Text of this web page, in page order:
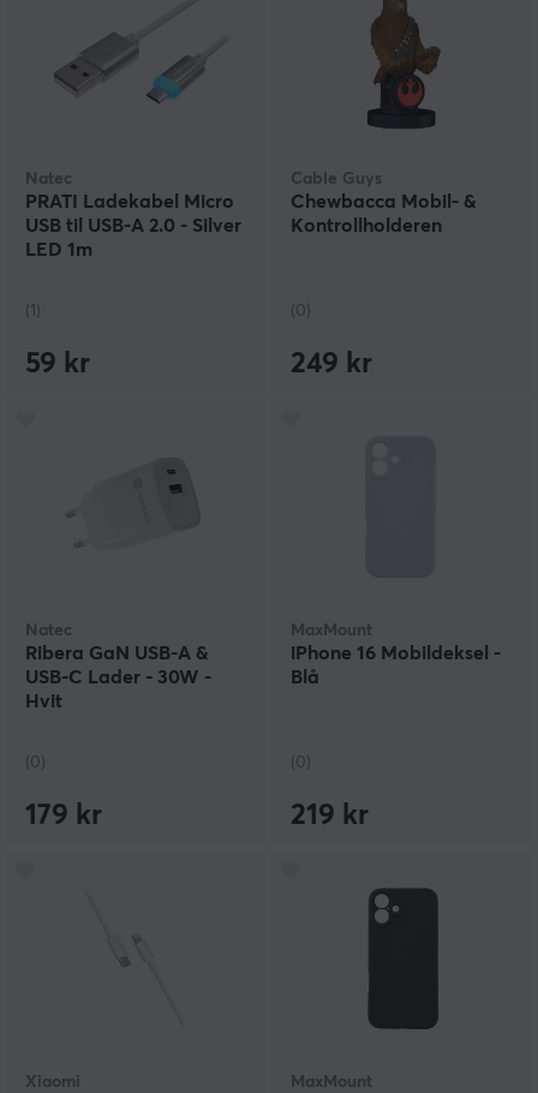
Natec
PRATI Ladekabel Micro
USB til USB-A 2.0 - Silver
LED 1m
(1)
59 kr
Cable Guys
Chewbacca Mobil- &
Kontrollholderen
(0)
249 kr
Natec
Ribera GaN USB-A &
USB-C Lader - 30W -
Hvit
(0)
179 kr
MaxMount
iPhone 16 Mobildeksel -
Blå
(0)
219 kr
Xiaomi MaxMount